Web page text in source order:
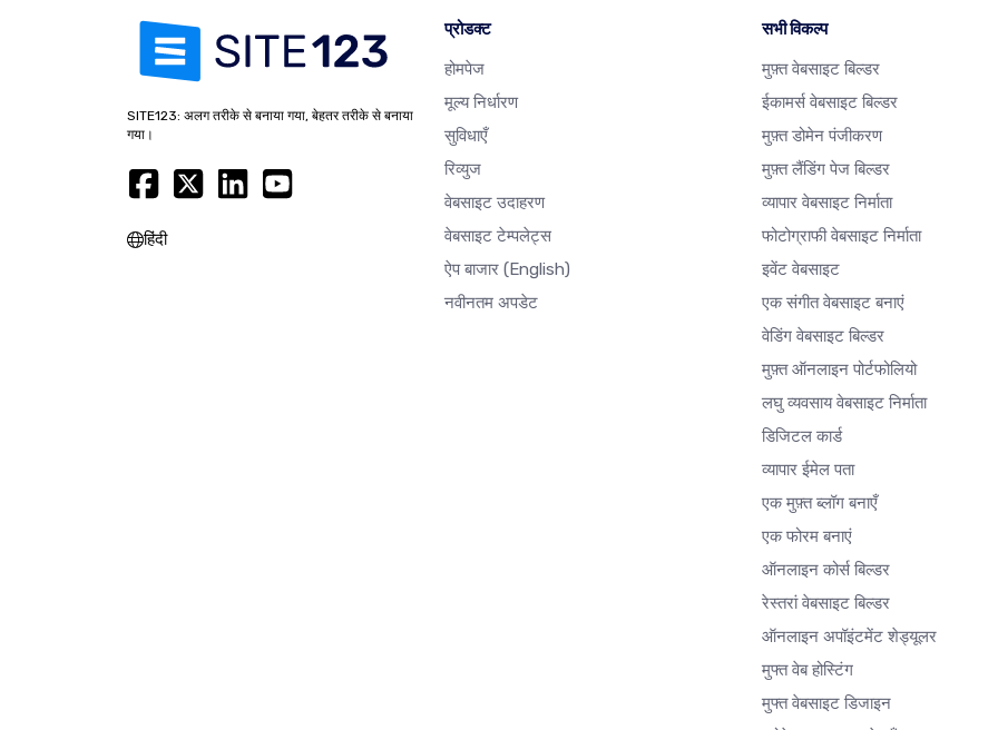
SITE123: अलग तरीके से बनाया गया, बेहतर तरीके से बनाया
गया।
हिंदी
प्रोडक्ट
होमपेज
मूल्य निर्धारण
सुविधाएँ
रिव्युज
वेबसाइट उदाहरण
वेबसाइट टेम्पलेट्स
ऐप बाजार (English)
नवीनतम अपडेट
सभी विकल्प
मुफ़्त वेबसाइट बिल्डर
ईकामर्स वेबसाइट बिल्डर
मुफ़्त डोमेन पंजीकरण
मुफ़्त लैंडिंग पेज बिल्डर
व्यापार वेबसाइट निर्माता
फोटोग्राफी वेबसाइट निर्माता
इवेंट वेबसाइट
एक संगीत वेबसाइट बनाएं
वेडिंग वेबसाइट बिल्डर
मुफ़्त ऑनलाइन पोर्टफोलियो
लघु व्यवसाय वेबसाइट निर्माता
डिजिटल कार्ड
व्यापार ईमेल पता
एक मुफ़्त ब्लॉग बनाएँ
एक फोरम बनाएं
ऑनलाइन कोर्स बिल्डर
रेस्तरां वेबसाइट बिल्डर
ऑनलाइन अपॉइंटमेंट शेड्यूलर
मुफ्त वेब होस्टिंग
मुफ्त वेबसाइट डिजाइन